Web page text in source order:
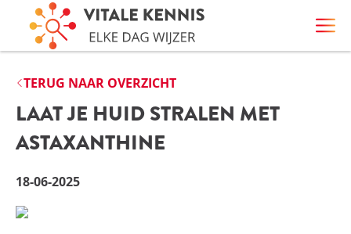
TERUG NAAR OVERZICHT
LAAT JE HUID STRALEN MET
ASTAXANTHINE
18-06-2025